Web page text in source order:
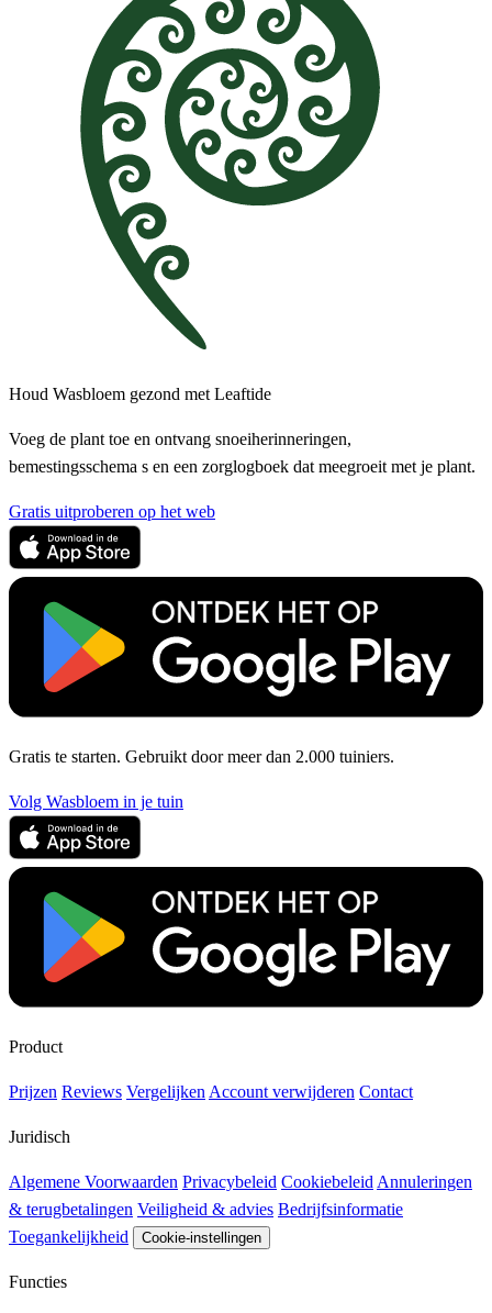
Houd Wasbloem gezond met Leaftide
Voeg de plant toe en ontvang snoeiherinneringen,
bemestingsschema s en een zorglogboek dat meegroeit met je plant.
Gratis uitproberen op het web
Gratis te starten. Gebruikt door meer dan 2.000 tuiniers.
Volg Wasbloem in je tuin
Product
Prijzen Reviews VergelijkenAccount verwijderen Contact
Juridisch
Algemene Voorwaarden Privacybeleid CookiebeleidAnnuleringen
& terugbetalingen Veiligheid & advies Bedrijfsinformatie
Toegankelijkheid
Cookie-instellingen
Functies